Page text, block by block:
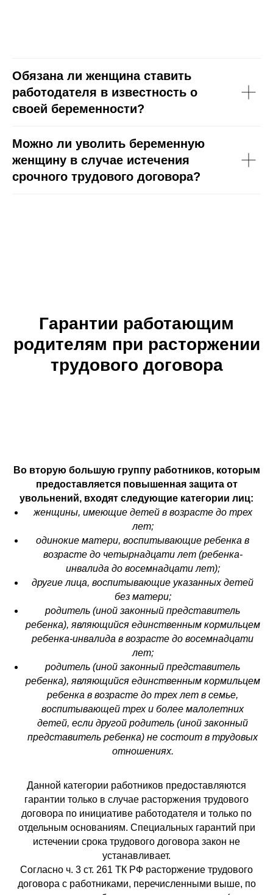
Обязана ли женщина ставить
работодателя в известность о
своей беременности?
Можно ли уволить беременную
женщину в случае истечения
срочного трудового договора?
Гарантии работающим
родителям при расторжении
трудового договора
Во вторую большую группу работников, которым
предоставляется повышенная защита от
увольнений, входят следующие категории лиц:
женщины, имеющие детей в возрасте до трех
лет;
одинокие матери, воспитывающие ребенка в
возрасте до четырнадцати лет (ребенка-
инвалида до восемнадцати лет);
другие лица, воспитывающие указанных детей
без матери;
родитель (иной законный представитель
ребенка), являющийся единственным кормильцем
ребенка-инвалида в возрасте до восемнадцати
лет;
родитель (иной законный представитель
ребенка), являющийся единственным кормильцем
ребенка в возрасте до трех лет в семье,
воспитывающей трех и более малолетних
детей, если другой родитель (иной законный
представитель ребенка) не состоит в трудовых
отношениях.
Данной категории работников предоставляются
гарантии только в случае расторжения трудового
договора по инициативе работодателя и только по
отдельным основаниям. Специальных гарантий при
истечении срока трудового договора закон не
устанавливает.
Согласно ч. 3 ст. 261 ТК РФ расторжение трудового
договора с работниками, перечисленными выше, по